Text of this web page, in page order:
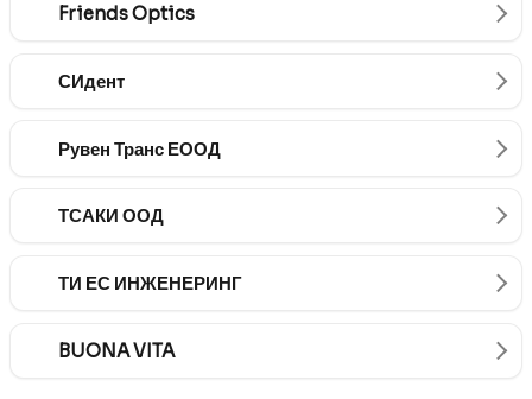
Friends Optics
СИдент
Рувен Транс ЕООД
ТСАКИ ООД
ТИ ЕС ИНЖЕНЕРИНГ
BUONA VITA